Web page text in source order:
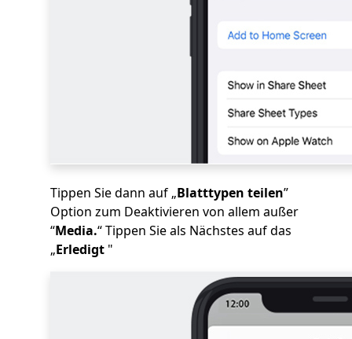
Tippen Sie dann auf „Blatttypen teilen”
Option zum Deaktivieren von allem außer
“Media.“ Tippen Sie als Nächstes auf das
„Erledigt "